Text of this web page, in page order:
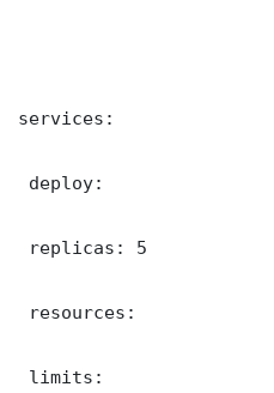
services:
deploy:
replicas: 5
resources:
limits: